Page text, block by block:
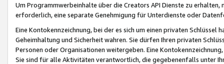
Um Programmwerbeinhalte über die Creators API Dienste zu
erforderlich, eine separate Genehmigung für Unterdienste oder
Eine Kontokennzeichnung, bei der es sich um einen privaten
Geheimhaltung und Sicherheit wahren. Sie dürfen Ihren privaten
Personen oder Organisationen weitergeben. Eine
Sie sind für alle Aktivitäten verantwortlich, die gegebenenfalls unter